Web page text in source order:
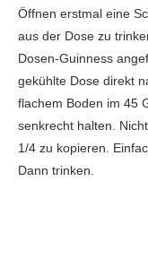
Öffnen erstmal eine
aus der Dose zu
Dosen-Guinness
gekühlte Dose direkt
flachem Boden im 45
senkrecht halten.
1/4 zu kopieren.
Dann trinken.